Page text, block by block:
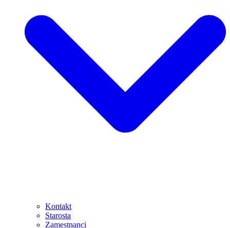
Kontakt
Starosta
Zamestnanci